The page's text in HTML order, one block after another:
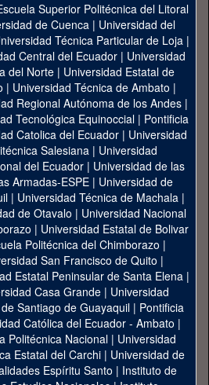
Superior Politécnica del Litoral
de Cuenca| Universidad del
Técnica Particular de Loja|
Central del Ecuador| Universidad
del Norte | Universidad Estatal de
| Universidad Técnica de Ambato |
Regional Autónoma de los Andes|
Tecnológica Equinoccial| Pontificia
Catolica del Ecuador | Universidad
Salesiana | Universidad
del Ecuador | Universidad de las
Armadas-ESPE | Universidad de
| Universidad Técnica de Machala|
de Otavalo | Universidad Nacional
| Universidad Estatal de Bolivar
Politécnica del Chimborazo |
San Francisco de Quito |
Estatal Peninsular de Santa Elena|
Casa Grande | Universidad
Santiago de Guayaquil| Pontificia
Católica del Ecuador - Ambato |
Politécnica Nacional| Universidad
Estatal del Carchi| Universidad de
Espíritu Santo | Instituto de